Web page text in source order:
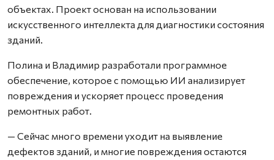
объектах. Проект основан на использовании
искусственного интеллекта для диагностики состояния
зданий.
Полина и Владимир разработали программное
обеспечение, которое с помощью ИИ анализирует
повреждения и ускоряет процесс проведения
ремонтных работ.
— Сейчас много времени уходит на выявление
дефектов зданий, и многие повреждения остаются